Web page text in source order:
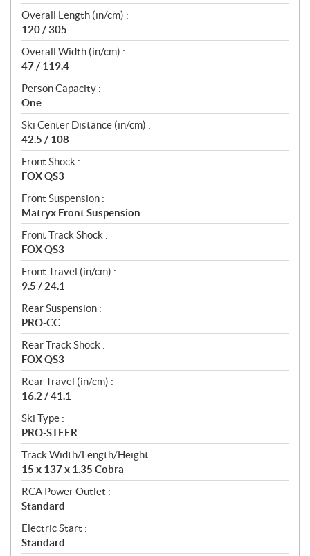
Overall Length (in/cm) :
120 / 305
Overall Width (in/cm) :
47 / 119.4
Person Capacity :
One
Ski Center Distance (in/cm) :
42.5 / 108
Front Shock :
FOX QS3
Front Suspension :
Matryx Front Suspension
Front Track Shock :
FOX QS3
Front Travel (in/cm) :
9.5 / 24.1
Rear Suspension :
PRO-CC
Rear Track Shock :
FOX QS3
Rear Travel (in/cm) :
16.2 / 41.1
Ski Type :
PRO-STEER
Track Width/Length/Height :
15 x 137 x 1.35 Cobra
RCA Power Outlet :
Standard
Electric Start :
Standard